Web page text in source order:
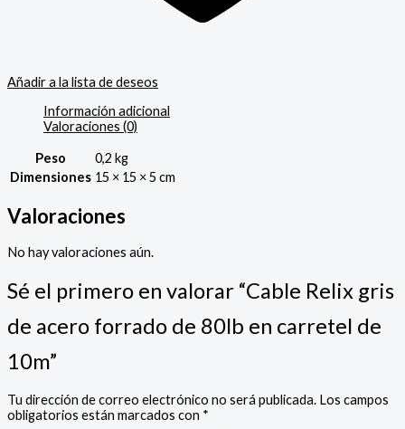
Añadir a la lista de deseos
Información adicional
Valoraciones (0)
Peso
0,2 kg
Dimensiones 15 × 15 × 5 cm
Valoraciones
No hay valoraciones aún.
Sé el primero en valorar “Cable Relix gris
de acero forrado de 80lb en carretel de
10m”
Tu dirección de correo electrónico no será publicada. Los campos
obligatorios están marcados con *